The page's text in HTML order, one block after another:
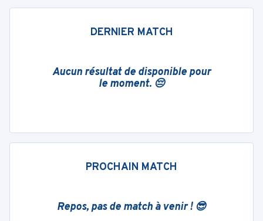
DERNIER MATCH
Aucun résultat de disponible pour
le moment. 😔
PROCHAIN MATCH
Repos, pas de match à venir ! 😎